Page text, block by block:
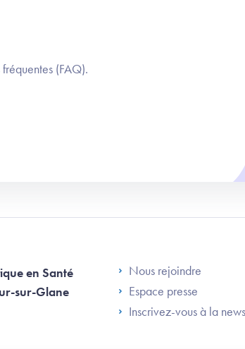
(FAQ).
en Santé
sur-Glane
Footer Left
Nous rejoindre
Espace presse
Inscrivez-vous à la